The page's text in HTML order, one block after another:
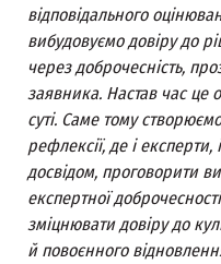
відповідального
вибудовуємо довіру до
через доброчесність,
заявника. Настав час це
суті. Саме тому
рефлексії, де і
досвідом, проговорити
експертної
зміцнювати довіру до
й повоєнного